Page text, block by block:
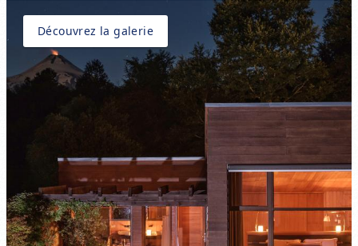
Découvrez la galerie